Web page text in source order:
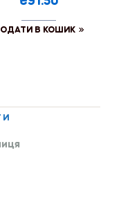
В КОШИК